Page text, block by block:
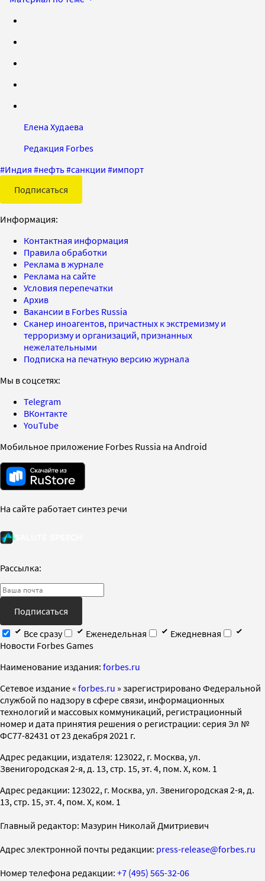
Елена Худаева
Редакция Forbes
#Индия #нефть#санкции #импорт
Подписаться
Информация:
Контактная информация
Правила обработки
Реклама в журнале
Реклама на сайте
Условия перепечатки
Архив
Вакансии в Forbes Russia
Сканер иноагентов, причастных к экстремизму и
терроризму и организаций, признанных
нежелательными
Подписка на печатную версию журнала
Мы в соцсетях:
Telegram
ВКонтакте
YouTube
Мобильное приложение Forbes Russia на Android
На сайте работает синтез речи
Рассылка:
Подписаться
Все сразу
Еженедельная
Ежедневная
Новости Forbes Games
Наименование издания: forbes.ru
Cетевое издание « forbes.ru » зарегистрировано Федеральной
службой по надзору в сфере связи, информационных
технологий и массовых коммуникаций, регистрационный
номер и дата принятия решения о регистрации: серия Эл №
ФС77-82431 от 23 декабря 2021 г.
Адрес редакции, издателя: 123022, г. Москва, ул.
Звенигородская 2-я, д. 13, стр. 15, эт. 4, пом. X, ком. 1
Адрес редакции: 123022, г. Москва, ул. Звенигородская 2-я, д.
13, стр. 15, эт. 4, пом. X, ком. 1
Главный редактор: Мазурин Николай Дмитриевич
Адрес электронной почты редакции: press-release@forbes.ru
Номер телефона редакции: +7 (495) 565-32-06